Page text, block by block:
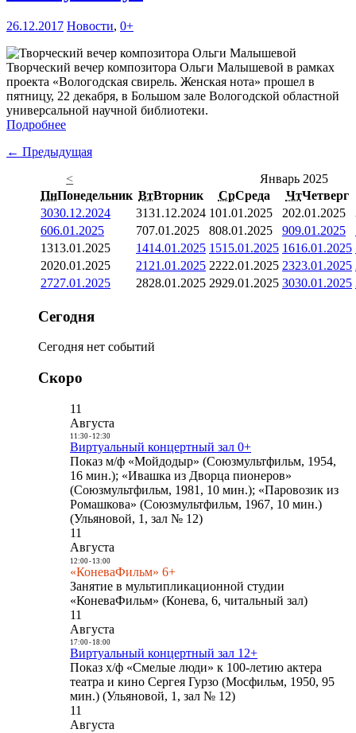
26.12.2017 Новости, 0+
Творческий вечер композитора Ольги Малышевой в рамках
проекта «Вологодская свирель. Женская нота» прошел в
пятницу, 22 декабря, в Большом зале Вологодской областной
универсальной научной библиотеки.
Подробнее
← Предыдущая
<
Январь 2025
ПнПонедельник ВтВторник СрСреда ЧтЧетверг
3030.12.2024 3131.12.2024 101.01.2025 202.01.2025
606.01.2025 707.01.2025 808.01.2025 909.01.2025
1313.01.2025 1414.01.2025 1515.01.2025 1616.01.2025
2020.01.2025 21 21.01.2025 2222.01.2025 2323.01.2025
2727.01.2025 2828.01.2025 2929.01.2025 3030.01.2025
Сегодня
Сегодня нет событий
Скоро
11
Августа
11:30- 12:30
Виртуальный концертный зал 0+
Показ м/ф «Мойдодыр» (Союзмультфильм, 1954,
16 мин.); «Ивашка из Дворца пионеров»
(Союзмультфильм, 1981, 10 мин.); «Паровозик из
Ромашкова» (Союзмультфильм, 1967, 10 мин.)
(Ульяновой, 1, зал № 12)
11
Августа
12:00- 13:00
«КоневаФильм» 6+
Занятие в мультипликационной студии
«КоневаФильм» (Конева, 6, читальный зал)
11
Августа
17:00- 18:00
Виртуальный концертный зал 12+
Показ х/ф «Смелые люди» к 100-летию актера
театра и кино Сергея Гурзо (Мосфильм, 1950, 95
мин.) (Ульяновой, 1, зал № 12)
11
Августа